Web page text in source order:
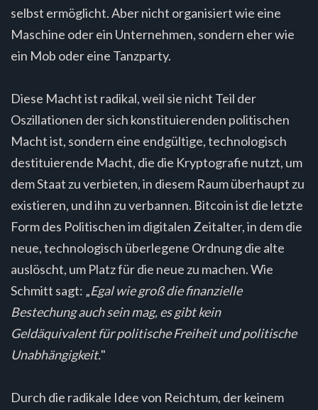
selbst ermöglicht. Aber nicht organisiert wie eine
Maschine oder ein Unternehmen, sondern eher wie
ein Mob oder eine Tanzparty.
Diese Macht ist radikal, weil sie nicht Teil der
Oszillationen der sich konstituierenden politischen
Macht ist, sondern eine endgültige, technologisch
destituierende Macht, die die Kryptografie nutzt, um
dem Staat zu verbieten, in diesem Raum überhaupt zu
existieren, und ihn zu verbannen. Bitcoin ist die letzte
Form des Politischen im digitalen Zeitalter, in dem die
neue, technologisch überlegene Ordnung die alte
auslöscht, um Platz für die neue zu machen. Wie
Schmitt sagt: „Egal wie groß die finanzielle
Bestechung auch sein mag, es gibt kein
Geldäquivalent für politische Freiheit und politische
Unabhängigkeit."
Durch die radikale Idee von Reichtum, der keinem